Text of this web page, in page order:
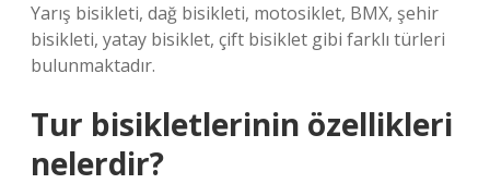
Yarış bisikleti, dağ bisikleti, motosiklet, BMX, şehir
bisikleti, yatay bisiklet, çift bisiklet gibi farklı türleri
bulunmaktadır.
Tur bisikletlerinin özellikleri
nelerdir?